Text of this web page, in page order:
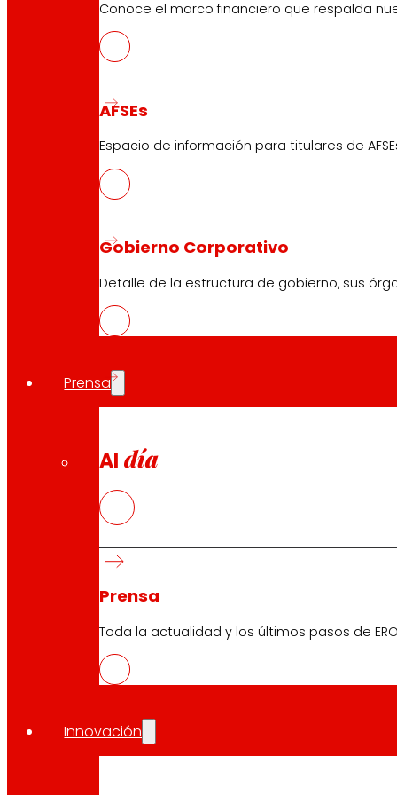
Conoce el marco financiero que respalda
AFSEs
Espacio de información para titulares de
Gobierno Corporativo
Detalle de la estructura de gobierno, sus
Prensa
Al día
Prensa
Toda la actualidad y los últimos pasos de
Innovación